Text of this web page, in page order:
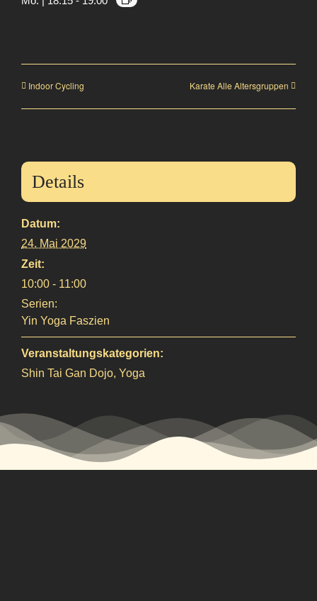
Indoor Cycling Karate Alle Altersgruppen
Details
Datum:
24. Mai 2029
Zeit:
10:00 - 11:00
Serien:
Yin Yoga Faszien
Veranstaltungskategorien:
Shin Tai Gan Dojo, Yoga